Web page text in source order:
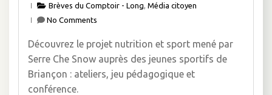
Brèves du Comptoir - Long, Média citoyen
No Comments
Découvrez le projet nutrition et sport mené par
Serre Che Snow auprès des jeunes sportifs de
Briançon : ateliers, jeu pédagogique et
conférence.